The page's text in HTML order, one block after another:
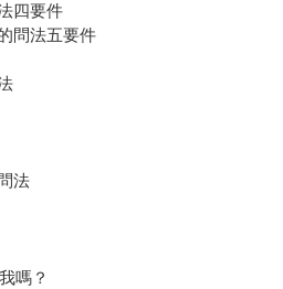
四要件
問法五要件
法
嗎？